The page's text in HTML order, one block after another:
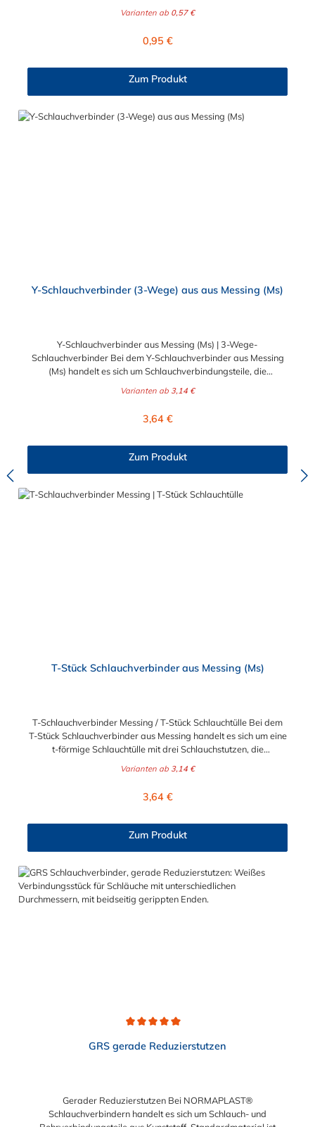
(Acetalcopolymerisat), die medienführende Leitungen sicher,
Schlauchverbinder T-Stück ist somit der ideale Verbinder für
Rippung des Schlauchverbinder T-Stück gewährleistet einen
sicheren Sitz des Schlauches. Gegebenenfalls kann eine
zusätzliche Sicherung der Verbindungsstelle durch eine
Schlauchschelle erforderlich sein. Das Schlauchverbinder T-
Varianten ab 0,57 €
Regulärer Preis:
0,95 €
Zum Produkt
Y-Schlauchverbinder (3-Wege) aus aus Messing (Ms)
Y-Schlauchverbinder aus Messing (Ms) | 3-Wege-
Schlauchverbinder Bei dem Y-Schlauchverbinder aus Messing
(Ms) handelt es sich um Schlauchverbindungsteile, die
miteinander verbinden. Die Y-Verbinder aus Messing sind eine
oder Kraftstoff. Der Tannenbaum am Schlauchstutzen der Y-
Schlauches auf dem Stutzen. Wir empfehlen dennoch eine
zusätzliche Befestigung durch eine Schlauchschelle. Diese Y-
Schlauchverbinder aus Messing kommen vorrangig in der
Lebensmittelindustrie, sowie in Schankanlagen u.ä. zum
Varianten ab 3,14 €
Regulärer Preis:
3,64 €
Zum Produkt
T-Stück Schlauchverbinder aus Messing (Ms)
T-Schlauchverbinder Messing / T-Stück Schlauchtülle Bei dem
T-Stück Schlauchverbinder aus Messing handelt es sich um eine
t-förmige Schlauchtülle mit drei Schlauchstutzen, die
schnell und preiswert miteinander verbinden. Der T-Stück-
Transportleitungen von Wasser, Luft, Öl oder Kraftstoff. Der
einen sicheren Halt des Schlauches. Gegebenenfalls kann eine
Schlauchverbinder für 5mm, 6mm (1/4"), 8mm (5/16"), 9mm
(3/8"), 13mm (1/2"), 16mm (5/8"), 19mm (3/4") und 25mm (1")
Schlauchinnendurchmesser.
Varianten ab 3,14 €
Regulärer Preis:
3,64 €
Zum Produkt
GRS gerade Reduzierstutzen
Gerader Reduzierstutzen Bei NORMAPLAST®
Schlauchverbindern handelt es sich um Schlauch- und